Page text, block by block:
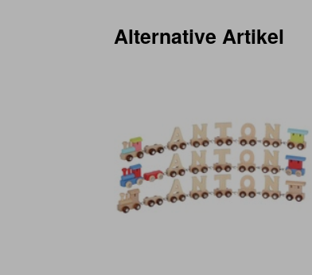
Alternative Artikel